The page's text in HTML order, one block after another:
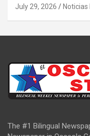
July 29, 2026 Noticias
The #1 Bilingual